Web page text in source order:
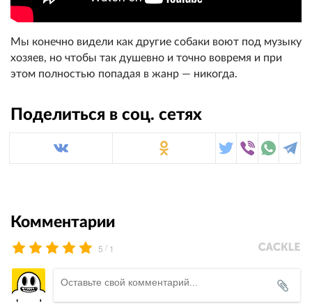
Мы конечно видели как другие собаки воют под музыку
хозяев, но чтобы так душевно и точно вовремя и при
этом полностью попадая в жанр — никогда.
Поделиться в соц. сетях
Комментарии
5 / 1